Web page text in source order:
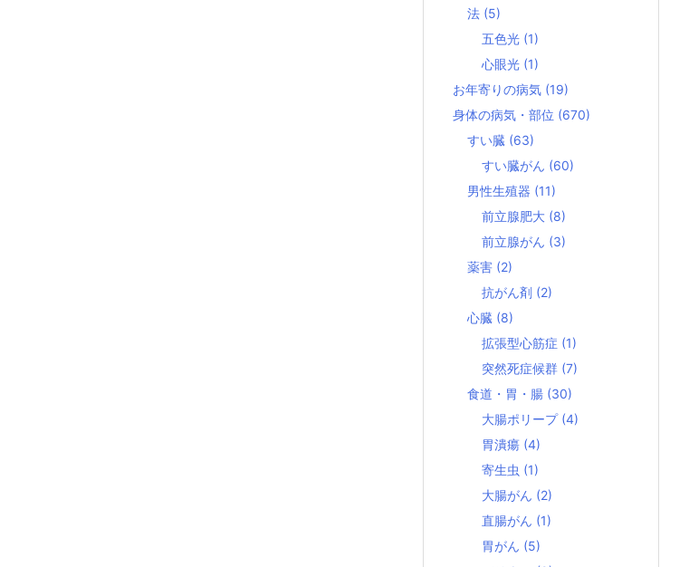
法 (5)
五色光 (1)
心眼光 (1)
お年寄りの病気 (19)
身体の病気・部位 (670)
すい臓 (63)
すい臓がん (60)
男性生殖器 (11)
前立腺肥大 (8)
前立腺がん (3)
薬害 (2)
抗がん剤 (2)
心臓 (8)
拡張型心筋症 (1)
突然死症候群 (7)
食道・胃・腸 (30)
大腸ポリープ (4)
胃潰瘍 (4)
寄生虫 (1)
大腸がん (2)
直腸がん (1)
胃がん (5)